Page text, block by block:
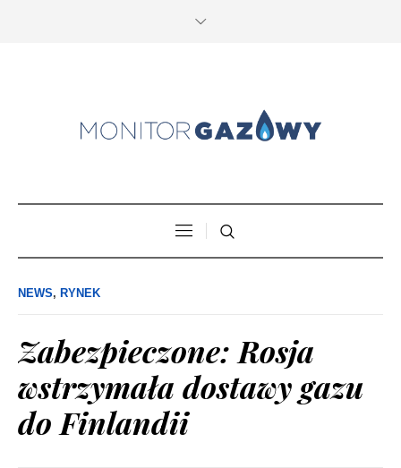
NEWS, RYNEK
Zabezpieczone: Rosja
wstrzymała dostawy gazu
do Finlandii